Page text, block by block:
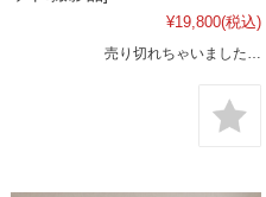
¥19,800(税込)
売り切れちゃいました…